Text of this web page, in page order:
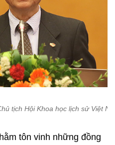
tịch Hội Khoa học lịch sử Việt
tôn vinh những đồng